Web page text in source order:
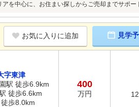
を中心に、お住まい探しからご売却までサポー
お気に入りに追加 見学
字東津
駅 徒歩6.9km
徒歩6.6km
歩8.0km
400
万円